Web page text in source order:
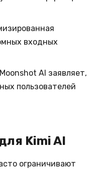
входных
AI заявляет,
пользователей
Kimi AI
ограничивают